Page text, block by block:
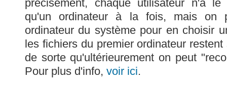
précisément, chaque utilisateur n'a
qu'un ordinateur à la fois, mais on
ordinateur du système pour en choisir
les fichiers du premier ordinateur
de sorte qu'ultérieurement on peut
Pour plus d'info, voir ici.